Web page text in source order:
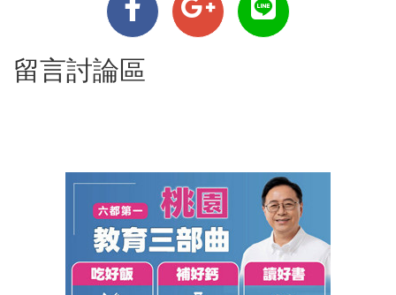
留言討論區